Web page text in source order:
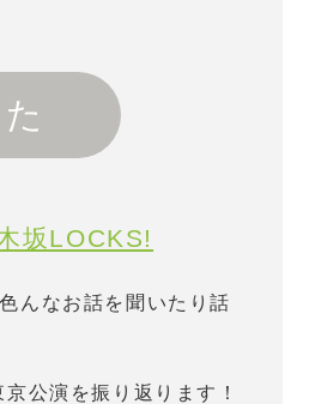
坂LOCKS!
んなお話を聞いたり話
京公演を振り返ります！